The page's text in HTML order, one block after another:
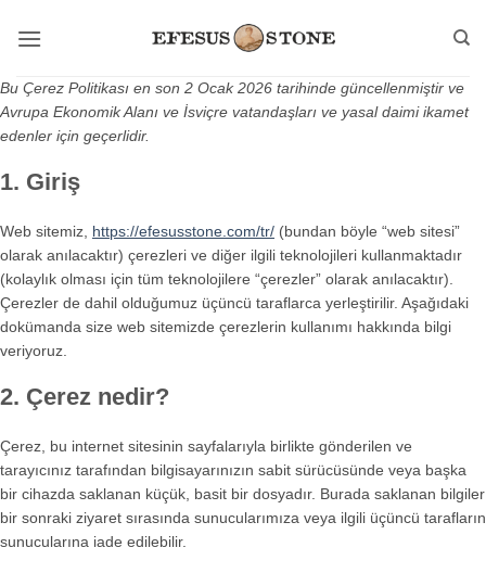
atla
Bu Çerez Politikası en son 2 Ocak 2026 tarihinde güncellenmiştir ve
Avrupa Ekonomik Alanı ve İsviçre vatandaşları ve yasal daimi ikamet
edenler için geçerlidir.
1. Giriş
Web sitemiz, https://efesusstone.com/tr/ (bundan böyle “web sitesi”
olarak anılacaktır) çerezleri ve diğer ilgili teknolojileri kullanmaktadır
(kolaylık olması için tüm teknolojilere “çerezler” olarak anılacaktır).
Çerezler de dahil olduğumuz üçüncü taraflarca yerleştirilir. Aşağıdaki
dokümanda size web sitemizde çerezlerin kullanımı hakkında bilgi
veriyoruz.
2. Çerez nedir?
Çerez, bu internet sitesinin sayfalarıyla birlikte gönderilen ve
tarayıcınız tarafından bilgisayarınızın sabit sürücüsünde veya başka
bir cihazda saklanan küçük, basit bir dosyadır. Burada saklanan bilgiler
bir sonraki ziyaret sırasında sunucularımıza veya ilgili üçüncü tarafların
sunucularına iade edilebilir.